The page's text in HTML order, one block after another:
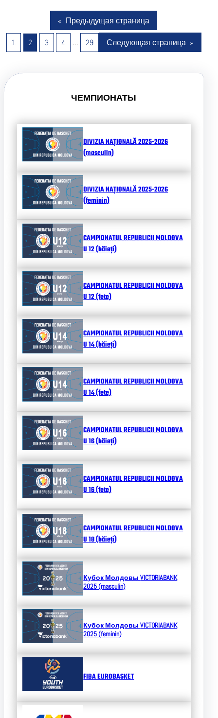
« Предыдущая страница
1 2 3 4 … 29 Следующая страница »
ЧЕМПИОНАТЫ
DIVIZIA NAȚIONALĂ 2025-2026
(masculin)
DIVIZIA NAȚIONALĂ 2025-2026
(feminin)
CAMPIONATUL REPUBLICII MOLDOVA
U 12 (băieți)
CAMPIONATUL REPUBLICII MOLDOVA
U 12 (fete)
CAMPIONATUL REPUBLICII MOLDOVA
U 14 (băieți)
CAMPIONATUL REPUBLICII MOLDOVA
U 14 (fete)
CAMPIONATUL REPUBLICII MOLDOVA
U 16 (băieți)
CAMPIONATUL REPUBLICII MOLDOVA
U 16 (fete)
CAMPIONATUL REPUBLICII MOLDOVA
U 18 (băieți)
Кубок МолдовыVICTORIABANK
2025 (masculin)
Кубок МолдовыVICTORIABANK
2025 (feminin)
FIBA EUROBASKET